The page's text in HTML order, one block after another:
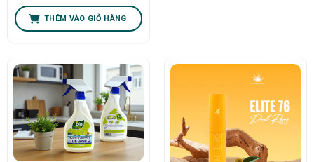
THÊM VÀO GIỎ HÀNG